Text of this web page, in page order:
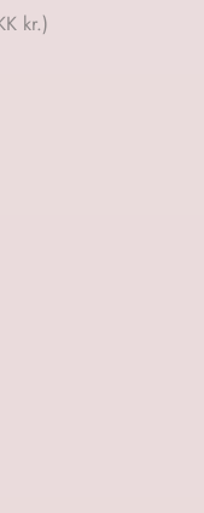
Saint Vincent og Grenadinerne (DKK kr.)